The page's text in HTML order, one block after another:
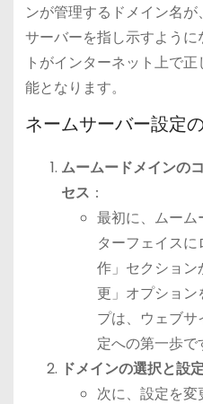
ンが管理するドメイン名
サーバーを指し示すよう
トがインターネット上で
能となります。
ネームサーバー設定
ムームードメインの
セス ：
最初に、ムー
ターフェイス
作」セクショ
更」オプション
プは、ウェブ
定への第一歩で
ドメインの選択と設
次に、設定を